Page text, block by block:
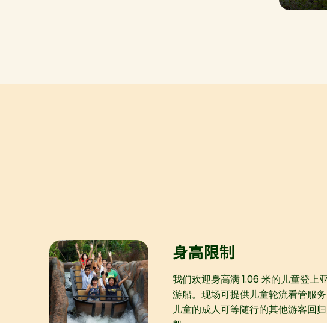
身高限制
我们欢迎身高满 1.06 米的儿童登上
游船。现场可提供儿童轮流看管服
儿童的成人可等随行的其他游客回